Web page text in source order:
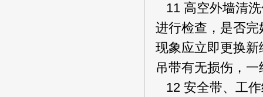
11 高空外墙清
进行检查，是否
现象应立即更换
吊带有无损伤，
12 安全带、工